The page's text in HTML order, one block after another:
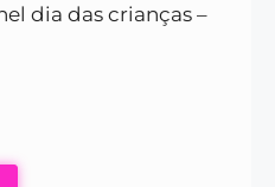
dia das crianças –